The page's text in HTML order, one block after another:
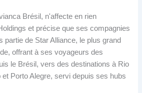
Brésil, n'affecte en rien
et précise que ses compagnies
partie de Star Alliance, le plus grand
offrant à ses voyageurs des
le Brésil, vers des destinations à Rio
Porto Alegre, servi depuis ses hubs